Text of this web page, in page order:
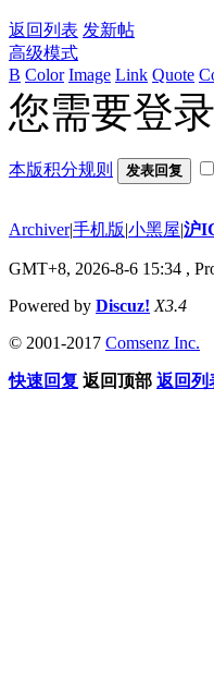
返回列表 发新帖
高级模式
B Color Image Link Quote
您需要登
本版积分规则 发表回复
Archiver|手机版|小黑屋|沪
GMT+8, 2026-8-6 15:34 ,
Powered by Discuz! X3.4
© 2001-2017 Comsenz Inc.
快速回复 返回顶部 返回列